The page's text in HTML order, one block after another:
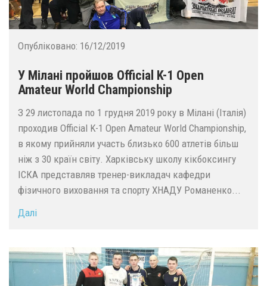
Опубліковано: 16/12/2019
У Мілані пройшов Official K-1 Open
Amateur World Championship
З 29 листопада по 1 грудня 2019 року в Мілані (Італія)
проходив Official K-1 Open Amateur World Championship,
в якому прийняли участь близько 600 атлетів більш
ніж з 30 країн світу. Харківську школу кікбоксингу
ІСКА представляв тренер-викладач кафедри
фізичного виховання та спорту ХНАДУ Романенко...
Далі